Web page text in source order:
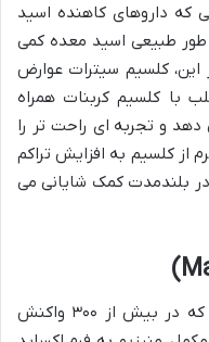
که داروهای کاهنده اسید
طبیعی اسید معده کمی
این، کلسیم سیترات عوارض
با کلسیم کربنات همراه
و تجربه ای راحت تر را
از کلسیم به افزایش تراکم
بلندمدت کمک شایانی می
منیزیم یک ماده معدنی ضروری است که در بیش از ۳۰۰ واکنش